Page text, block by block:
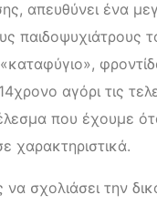
απευθύνει ένα
παιδοψυχιάτρους
αγόρι τις
που έχουμε
χαρακτηριστικά.
να σχολιάσει την